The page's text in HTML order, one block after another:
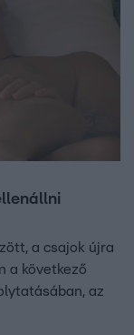
a csajok újra
a következő
az